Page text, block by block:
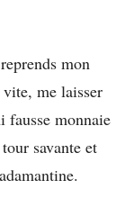
mon
me laisser
fausse monnaie
savante et